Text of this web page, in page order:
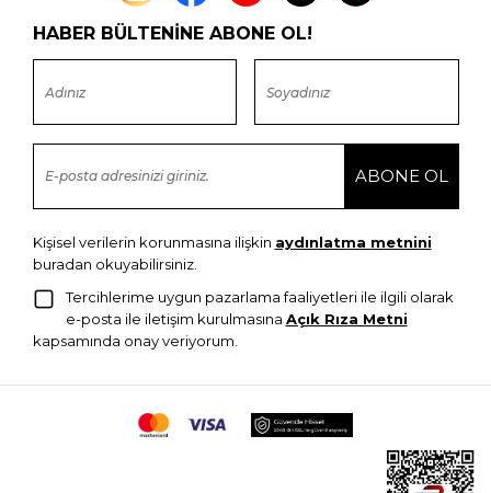
HABER BÜLTENİNE ABONE OL!
Kişisel verilerin korunmasına ilişkin aydınlatma metnini
buradan okuyabilirsiniz.
Tercihlerime uygun pazarlama faaliyetleri ile ilgili olarak
e-posta ile iletişim kurulmasına Açık Rıza Metni
kapsamında onay veriyorum.